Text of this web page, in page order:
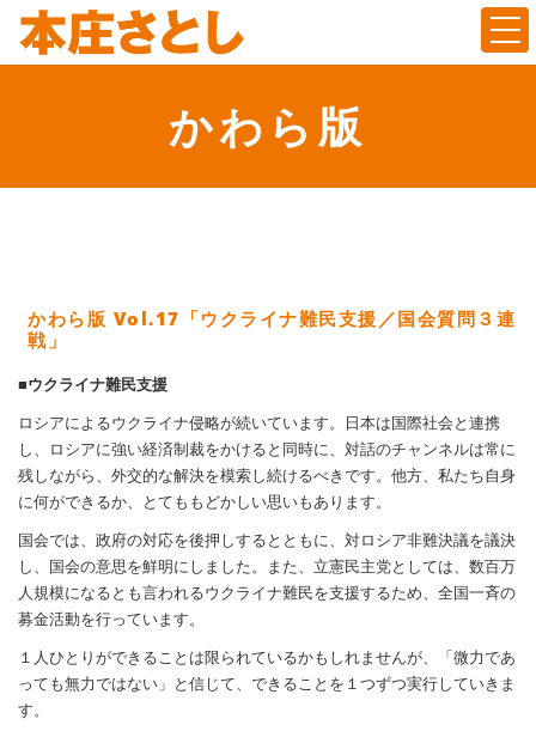
かわら版
かわら版 Vol.17「ウクライナ難民支援／国会質問３連
戦」
■ウクライナ難民支援
ロシアによるウクライナ侵略が続いています。日本は国際社会と連携
し、ロシアに強い経済制裁をかけると同時に、対話のチャンネルは常に
残しながら、外交的な解決を模索し続けるべきです。他方、私たち自身
に何ができるか、とてももどかしい思いもあります。
国会では、政府の対応を後押しするとともに、対ロシア非難決議を議決
し、国会の意思を鮮明にしました。また、立憲民主党としては、数百万
人規模になるとも言われるウクライナ難民を支援するため、全国一斉の
募金活動を行っています。
１人ひとりができることは限られているかもしれませんが、「微力であ
っても無力ではない」と信じて、できることを１つずつ実行していきま
す。